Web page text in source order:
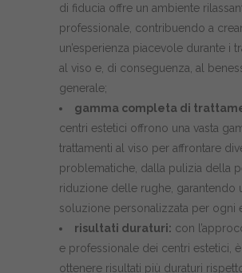
di fiducia offre un ambiente
professionale, contribuendo a
un’esperienza piacevole durante i
al viso e, di conseguenza, al
generale;
gamma completa di
centri estetici offrono una vasta
trattamenti al viso per affrontare
problematiche, dalla pulizia della
riduzione delle rughe, garantendo
soluzione personalizzata per ogni
risultati duraturi: con
e professionale dei centri estetici,
ottenere risultati più duraturi